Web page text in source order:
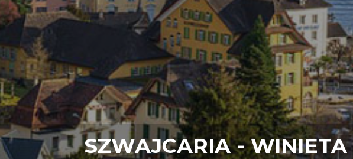
SZWAJCARIA - WINIETA